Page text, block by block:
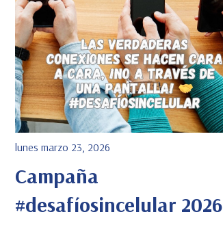
lunes marzo 23, 2026
Campaña
#desafíosincelular 2026